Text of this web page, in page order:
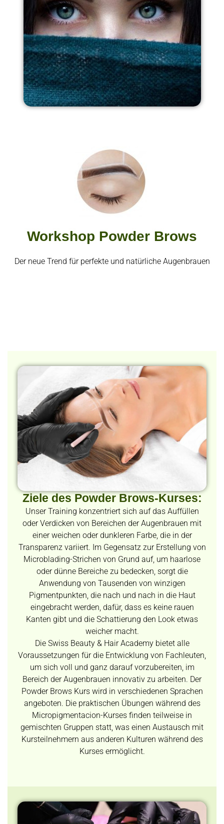
Workshop Powder Brows
Der neue Trend für perfekte und natürliche Augenbrauen
Ziele des Powder Brows-Kurses:
Unser Training konzentriert sich auf das Auffüllen
oder Verdicken von Bereichen der Augenbrauen mit
einer weichen oder dunkleren Farbe, die in der
Transparenz variiert. Im Gegensatz zur Erstellung von
Microblading-Strichen von Grund auf, um haarlose
oder dünne Bereiche zu bedecken, sorgt die
Anwendung von Tausenden von winzigen
Pigmentpunkten, die nach und nach in die Haut
eingebracht werden, dafür, dass es keine rauen
Kanten gibt und die Schattierung den Look etwas
weicher macht.
Die Swiss Beauty & Hair Academy bietet alle
Voraussetzungen für die Entwicklung von Fachleuten,
um sich voll und ganz darauf vorzubereiten, im
Bereich der Augenbrauen innovativ zu arbeiten. Der
Powder Brows Kurs wird in verschiedenen Sprachen
angeboten. Die praktischen Übungen während des
Micropigmentacion-Kurses finden teilweise in
gemischten Gruppen statt, was einen Austausch mit
Kursteilnehmern aus anderen Kulturen während des
Kurses ermöglicht.